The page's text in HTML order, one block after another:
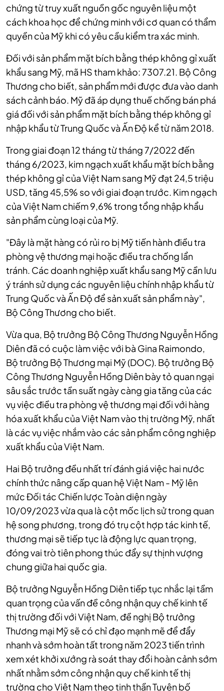
chứng từ truy xuất nguồn gốc nguyên liệu một
cách khoa học để chứng minh với cơ quan có thẩm
quyền của Mỹ khi có yêu cầu kiểm tra xác minh.
Đối với sản phẩm mặt bích bằng thép không gỉ xuất
khẩu sang Mỹ, mã HS tham khảo: 7307.21. Bộ Công
Thương cho biết, sản phẩm mới được đưa vào danh
sách cảnh báo. Mỹ đã áp dụng thuế chống bán phá
giá đối với sản phẩm mặt bích bằng thép không gỉ
nhập khẩu từ Trung Quốc và Ấn Độ kể từ năm 2018.
Trong giai đoạn 12 tháng từ tháng 7/2022 đến
tháng 6/2023, kim ngạch xuất khẩu mặt bích bằng
thép không gỉ của Việt Nam sang Mỹ đạt 24,5 triệu
USD, tăng 45,5% so với giai đoạn trước. Kim ngạch
của Việt Nam chiếm 9,6% trong tổng nhập khẩu
sản phẩm cùng loại của Mỹ.
"Đây là mặt hàng có rủi ro bị Mỹ tiến hành điều tra
phòng vệ thương mại hoặc điều tra chống lẩn
tránh. Các doanh nghiệp xuất khẩu sang Mỹ cần lưu
ý tránh sử dụng các nguyên liệu chính nhập khẩu từ
Trung Quốc và Ấn Độ để sản xuất sản phẩm này",
Bộ Công Thương cho biết.
Vừa qua, Bộ trưởng Bộ Công Thương Nguyễn Hồng
Diên đã có cuộc làm việc với bà Gina Raimondo,
Bộ trưởng Bộ Thương mại Mỹ (DOC). Bộ trưởng Bộ
Công Thương Nguyễn Hồng Diên bày tỏ quan ngại
sâu sắc trước tần suất ngày càng gia tăng của các
vụ việc điều tra phòng vệ thương mại đối với hàng
hóa xuất khẩu của Việt Nam vào thị trường Mỹ, nhất
là các vụ việc nhắm vào các sản phẩm công nghiệp
xuất khẩu của Việt Nam.
Hai Bộ trưởng đều nhất trí đánh giá việc hai nước
chính thức nâng cấp quan hệ Việt Nam - Mỹ lên
mức Đối tác Chiến lược Toàn diện ngày
10/09/2023 vừa qua là cột mốc lịch sử trong quan
hệ song phương, trong đó trụ cột hợp tác kinh tế,
thương mại sẽ tiếp tục là động lực quan trọng,
đóng vai trò tiên phong thúc đẩy sự thịnh vượng
chung giữa hai quốc gia.
Bộ trưởng Nguyễn Hồng Diên tiếp tục nhắc lại tầm
quan trọng của vấn đề công nhận quy chế kinh tế
thị trường đối với Việt Nam, đề nghị Bộ trưởng
Thương mại Mỹ sẽ có chỉ đạo mạnh mẽ để đẩy
nhanh và sớm hoàn tất trong năm 2023 tiến trình
xem xét khởi xướng rà soát thay đổi hoàn cảnh sớm
nhất nhằm sớm công nhận quy chế kinh tế thị
trường cho Việt Nam theo tinh thần Tuyên bố